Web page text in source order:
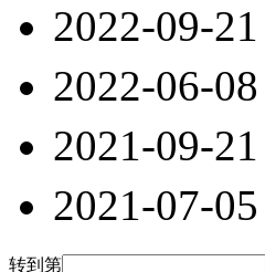
2022-09-21
2022-06-08
2021-09-21
2021-07-05
转到第